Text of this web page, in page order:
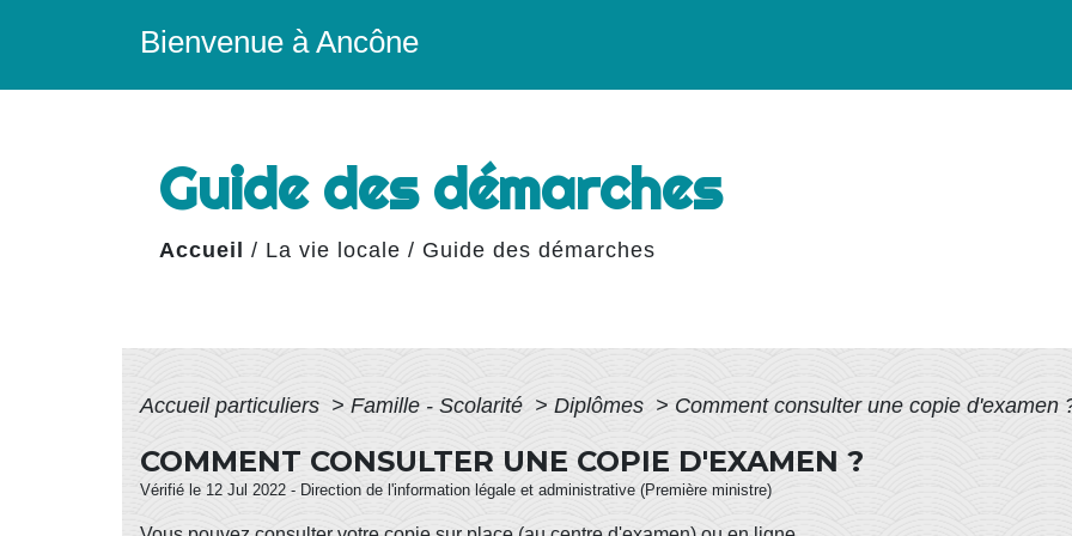
Bienvenue à Ancône
Guide des démarches
Accueil / La vie locale / Guide des démarches
Accueil particuliers > Famille - Scolarité > Diplômes > Comment consulter une copie d'examen
COMMENT CONSULTER UNE COPIE D'EXAMEN ?
Vérifié le 12 Jul 2022 - Direction de l'information légale et administrative (Première ministre)